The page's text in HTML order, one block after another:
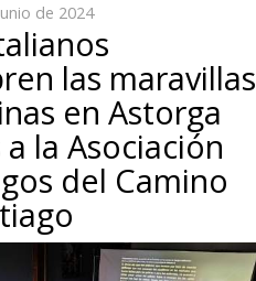
de 2024
las maravillas
en Astorga
a la Asociación
del Camino